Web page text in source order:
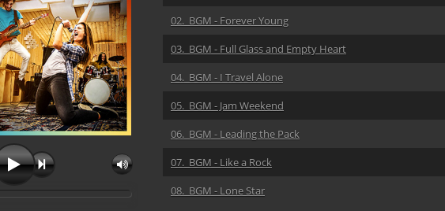
02. BGM - Forever Young
03. BGM - Full Glass and Empty Heart
04. BGM - I Travel Alone
05. BGM - Jam Weekend
06. BGM - Leading the Pack
07. BGM - Like a Rock
08. BGM - Lone Star